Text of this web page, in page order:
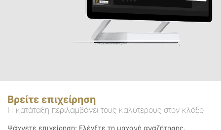
Βρείτε επιχείρηση
Η κατάταξη περιλαμβάνει τους καλύτερους στον κλάδο
Ψάχνετε επιχείρηση; Ελέγξτε τη μηχανή αναζήτησης.